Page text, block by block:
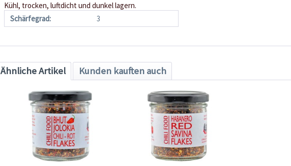
Kühl, trocken, luftdicht und dunkel lagern.
Schärfegrad:
3
Ähnliche Artikel Kunden kauften auch